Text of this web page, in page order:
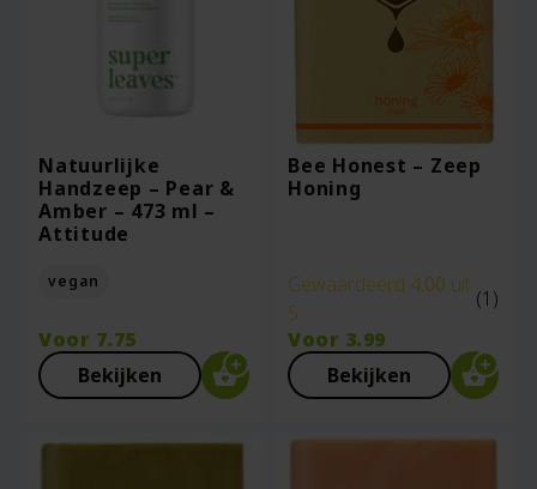
Natuurlijke
Handzeep – Pear &
Amber – 473 ml –
Attitude
vegan
Voor 7.75
Bekijken
Bee Honest – Zeep
Honing
Gewaardeerd 4.00 uit
5
(1)
Voor 3.99
Bekijken